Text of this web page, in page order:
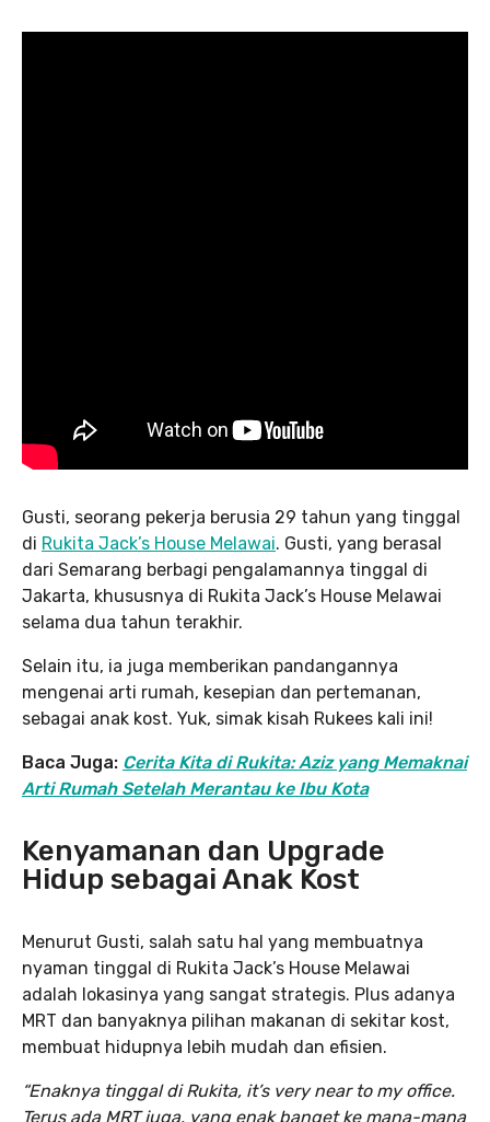
Gusti, seorang pekerja berusia 29 tahun yang tinggal
di Rukita Jack’s House Melawai. Gusti, yang berasal
dari Semarang berbagi pengalamannya tinggal di
Jakarta, khususnya di Rukita Jack’s House Melawai
selama dua tahun terakhir.
Selain itu, ia juga memberikan pandangannya
mengenai arti rumah, kesepian dan pertemanan,
sebagai anak kost. Yuk, simak kisah Rukees kali ini!
Baca Juga: Cerita Kita di Rukita: Aziz yang Memaknai
Arti Rumah Setelah Merantau ke Ibu Kota
Kenyamanan dan Upgrade
Hidup sebagai Anak Kost
Menurut Gusti, salah satu hal yang membuatnya
nyaman tinggal di Rukita Jack’s House Melawai
adalah lokasinya yang sangat strategis. Plus adanya
MRT dan banyaknya pilihan makanan di sekitar kost,
membuat hidupnya lebih mudah dan efisien.
“Enaknya tinggal di Rukita, it’s very near to my office.
Terus ada MRT juga, yang enak banget ke mana-mana